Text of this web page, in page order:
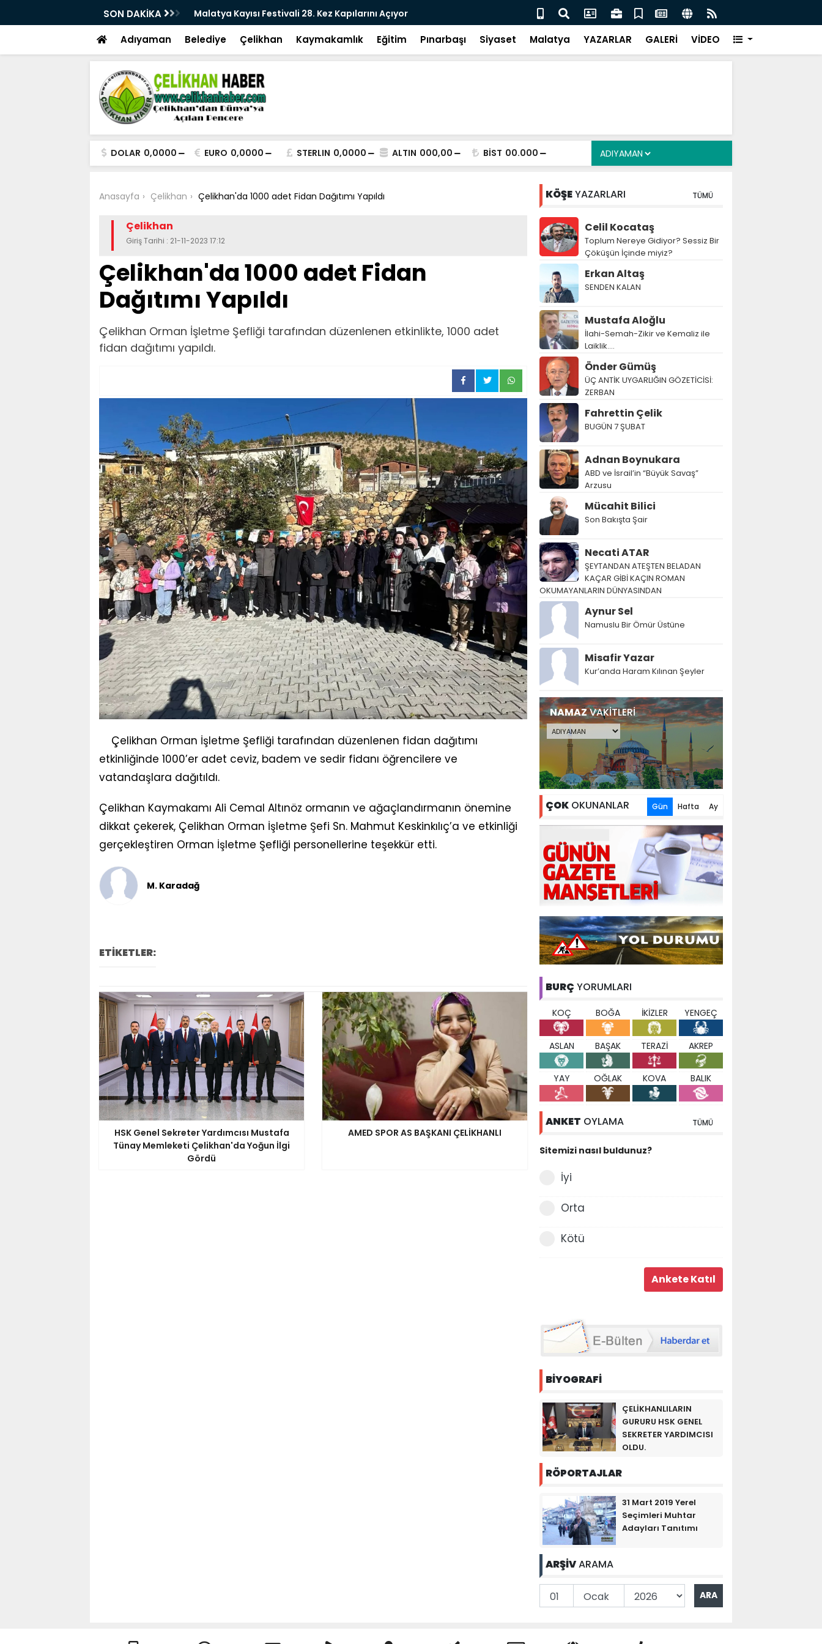
SON DAKİKA
altyapısıyla geleceğe hazırlanıyor Malatya Kayısı Festivali 28. Kez Kapılarını Açıyor Vesayetten Siyasete: DEM Parti’nin Tarihi Sınavı
Adıyaman Belediye Çelikhan Kaymakamlık Eğitim Pınarbaşı Siyaset Malatya YAZARLAR GALERİ VİDEO
DOLAR 0,0000 EURO 0,0000 STERLIN 0,0000 ALTIN 000,00 BİST 00.000
Anasayfa Çelikhan Çelikhan'da 1000 adet Fidan Dağıtımı Yapıldı
Çelikhan
Giriş Tarihi : 21-11-2023 17:12
Çelikhan'da 1000 adet Fidan
Dağıtımı Yapıldı
Çelikhan Orman İşletme Şefliği tarafından düzenlenen etkinlikte, 1000 adet
fidan dağıtımı yapıldı.
Çelikhan Orman İşletme Şefliği tarafından düzenlenen fidan dağıtımı
etkinliğinde 1000’er adet ceviz, badem ve sedir fidanı öğrencilere ve
vatandaşlara dağıtıldı.
Çelikhan Kaymakamı Ali Cemal Altınöz ormanın ve ağaçlandırmanın önemine
dikkat çekerek, Çelikhan Orman İşletme Şefi Sn. Mahmut Keskinkılıç’a ve etkinliği
gerçekleştiren Orman İşletme Şefliği personellerine teşekkür etti.
M. Karadağ
ETİKETLER:
HSK Genel Sekreter Yardımcısı Mustafa
Tünay Memleketi Çelikhan'da Yoğun İlgi
Gördü
AMED SPOR AS BAŞKANI ÇELİKHANLI
KÖŞEYAZARLARI TÜMÜ
Celil Kocataş
Toplum Nereye Gidiyor? Sessiz Bir
Çöküşün İçinde miyiz?
Erkan Altaş
SENDEN KALAN
Mustafa Aloğlu
İlahi-Semah-Zikir ve Kemaliz ile
Laiklik….
Önder Gümüş
ÜÇ ANTİK UYGARLIĞIN GÖZETİCİSİ:
ZERBAN
Fahrettin Çelik
BUGÜN 7 ŞUBAT
Adnan Boynukara
ABD ve İsrail’in “Büyük Savaş”
Arzusu
Mücahit Bilici
Son Bakışta Şair
Necati ATAR
ŞEYTANDAN ATEŞTEN BELADAN
KAÇAR GİBİ KAÇIN ROMAN
OKUMAYANLARIN DÜNYASINDAN
Aynur Sel
Namuslu Bir Ömür Üstüne
Misafir Yazar
Kur’anda Haram Kılınan Şeyler
NAMAZVAKİTLERİ
ÇOK OKUNANLAR Gün Hafta Ay
BURÇ YORUMLARI
KOÇ BOĞA İKİZLER YENGEÇ
ASLAN BAŞAK TERAZİ AKREP
YAY OĞLAK KOVA BALIK
ANKET OYLAMA TÜMÜ
Sitemizi nasıl buldunuz?
İyi
Orta
Kötü
BİYOGRAFİ
ÇELİKHANLILARIN
GURURU HSK GENEL
SEKRETER YARDIMCISI
OLDU.
RÖPORTAJLAR
31 Mart 2019 Yerel
Seçimleri Muhtar
Adayları Tanıtımı
ARŞİVARAMA